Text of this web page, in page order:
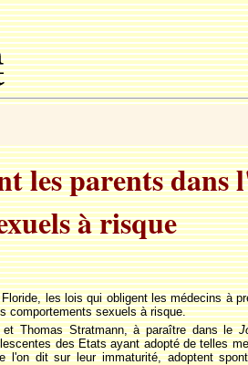
les parents dans
à risque
les lois qui obligent les médecins à
comportements sexuels à risque.
Thomas Stratmann, à paraître dans le
des Etats ayant adopté de telles
l'on dit sur leur immaturité, adoptent